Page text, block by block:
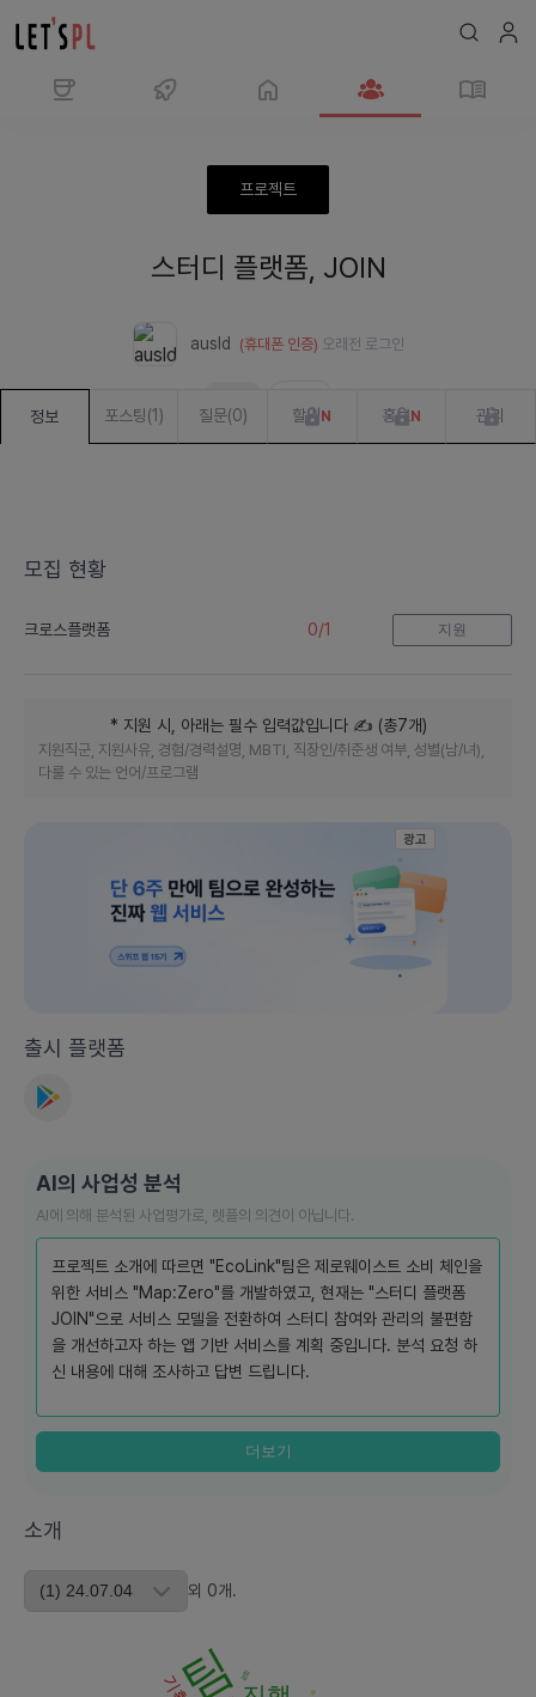
프로젝트
스터디 플랫폼, JOIN
ausld (휴대폰 인증) 오래전 로그인
정보 포스팅(1) 질문(0) 할일 N 홍보N 관리
모집 현황
크로스플랫폼 0/1 지원
* 지원 시, 아래는 필수 입력값입니다✍️ (총7개)
지원직군, 지원사유, 경험/경력설명, MBTI, 직장인/취준생 여부, 성별(남/녀),
다룰 수 있는 언어/프로그램
광고
출시 플랫폼
AI의 사업성 분석
AI에 의해 분석된 사업평가로, 렛플의 의견이 아닙니다.
프로젝트 소개에 따르면 "EcoLink"팀은 제로웨이스트 소비 체인을
위한 서비스 "Map:Zero"를 개발하였고, 현재는 "스터디 플랫폼
JOIN"으로 서비스 모델을 전환하여 스터디 참여와 관리의 불편함
을 개선하고자 하는 앱 기반 서비스를 계획 중입니다. 분석 요청 하
신 내용에 대해 조사하고 답변 드립니다.
1) 단기/중기/장기 관점에서 주요 소비자의 특성, 규모 및 니즈 분석
- 단기적 관점: 초기 타킷 오디언스는 주로 현직자, 취업준비생, 대
학생으로 구성될 가능성이 높습니다. 이들의 주요 니즈는 편리하게
는 플랫폼입니다.
차 확대될 것입니다. 다양한 연령대 및 전문 분야를 적극적으로 포
함하여, 더 다양한 사용자의 니즈에 맞는 맞춤형 기능을 요구할 것
- 장기적 관점: 장기적으로는 전문화된 커뮤니티 구축, 스터디 결과
물의 공유 및 배포 등 연관된 추가 서비스에 대한 수요가 증가할 것
더보기
소개
외 0개.
팀경험
후